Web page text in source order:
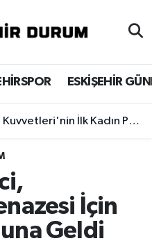
ESKİŞEHİR
İlk Kadın Paşası Oldu
İçin
Geldi
Haritası
ve Fikstür